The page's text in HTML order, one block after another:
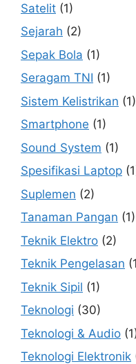
Satelit (1)
Sejarah (2)
Sepak Bola (1)
Seragam TNI (1)
Sistem Kelistrikan (1)
Smartphone (1)
Sound System (1)
Spesifikasi Laptop
Suplemen (2)
Tanaman Pangan (1)
Teknik Elektro (2)
Teknik Pengelasan
Teknik Sipil (1)
Teknologi (30)
Teknologi & Audio
Teknologi Elektronik